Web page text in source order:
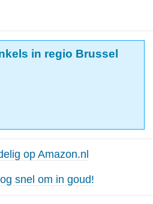
in regio Brussel
op Amazon.nl
snel om in goud!